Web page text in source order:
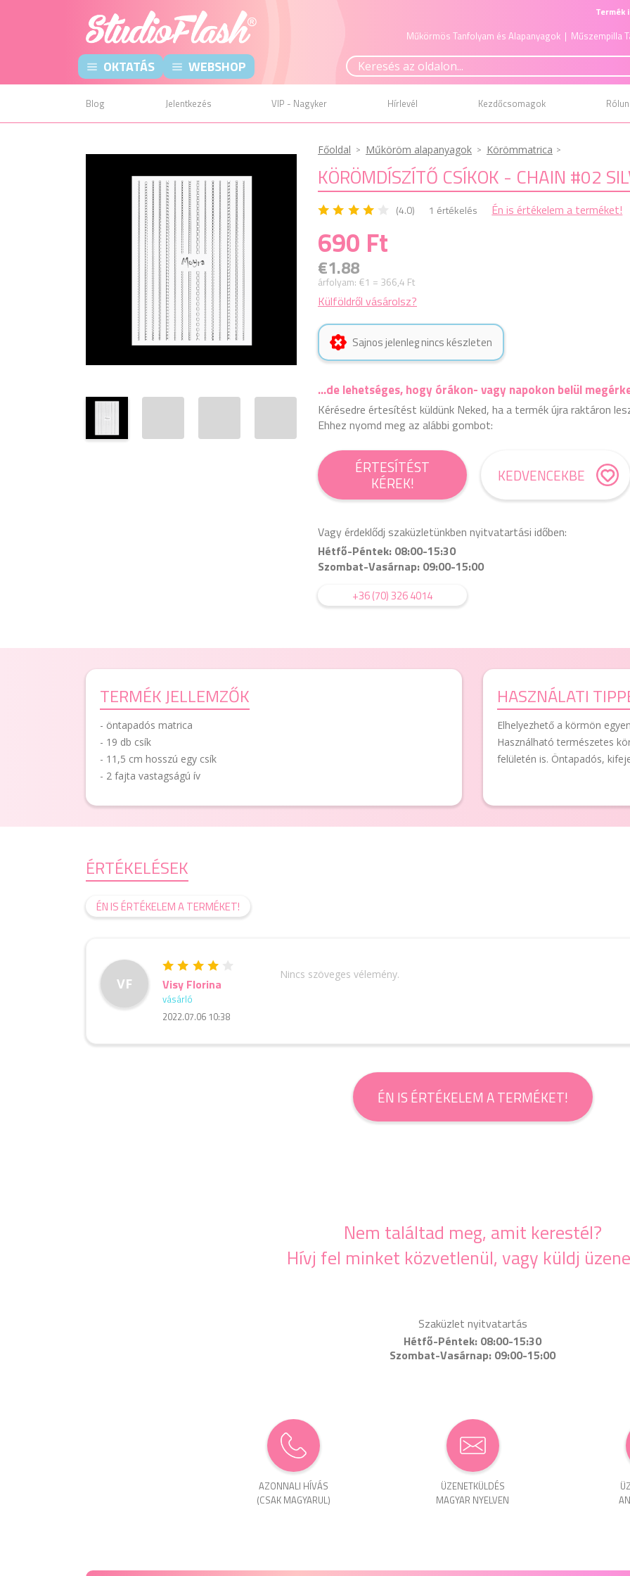
Termék
Műkörmös Tanfolyam és Alapanyagok | Műszempilla
OKTATÁS WEBSHOP
Blog Jelentkezés VIP - Nagyker Hírlevél Kezdőcsomagok
Főoldal Műköröm alapanyagok Körömmatrica
KÖRÖMDÍSZÍTŐ CSÍKOK - CHAIN #02
(4.0) 1 értékelés Én is értékelem a terméket!
690 Ft
€1.88
árfolyam: €1 = 366,4 Ft
Külföldről vásárolsz?
Sajnos jelenleg nincs készleten
...de lehetséges, hogy órákon- vagy napokon belül
Kérésedre értesítést küldünk Neked, ha a termék újra raktáron
Ehhez nyomd meg az alábbi gombot:
ÉRTESÍTÉST
KÉREK! KEDVENCEKBE
Vagy érdeklődj szaküzletünkben nyitvatartási időben:
Hétfő-Péntek: 08:00-15:30
Szombat-Vasárnap: 09:00-15:00
+36 (70) 326 4014
TERMÉK JELLEMZŐK
- öntapadós matrica
- 19 db csík
- 11,5 cm hosszú egy csík
- 2 fajta vastagságú ív
HASZNÁLATI
Elhelyezhető a körmön
Használható természetes
felületén is. Öntapadós,
ÉRTÉKELÉSEK
ÉN IS ÉRTÉKELEM A TERMÉKET!
VF Visy Florina
vásárló
2022.07.06 10:38
Nincs szöveges vélemény.
ÉN IS ÉRTÉKELEM A TERMÉKET!
Nem találtad meg, amit kerestél?
Hívj fel minket közvetlenül, vagy küldj
Szaküzlet nyitvatartás
Hétfő-Péntek: 08:00-15:30
Szombat-Vasárnap: 09:00-15:00
AZONNALI HÍVÁS
(CSAK MAGYARUL)
ÜZENET­KÜLDÉS
MAGYAR NYELVEN